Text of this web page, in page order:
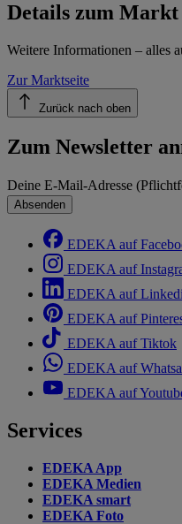
Details zum Markt
Weitere Informationen – alles
Zur Marktseite
Zurück nach oben
Zum Newsletter
Deine E-Mail-Adresse
Absenden
EDEKA auf
EDEKA auf
EDEKA auf
EDEKA auf
EDEKA auf Tiktok
EDEKA auf
EDEKA auf
Services
EDEKA App
EDEKA Medien
EDEKA smart
EDEKA Foto